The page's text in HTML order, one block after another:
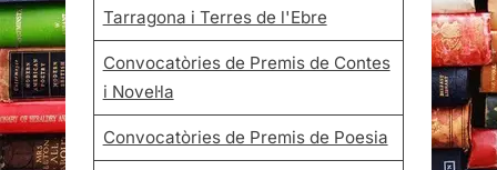
Tarragona i Terres de l'Ebre
Convocatòries de Premis de Contes
i Novel·la
Convocatòries de Premis de Poesia